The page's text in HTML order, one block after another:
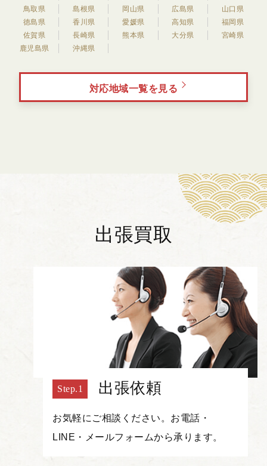
鳥取県
島根県 岡山県 広島県
山口県
徳島県
香川県 愛媛県 高知県
福岡県
佐賀県
長崎県 熊本県 大分県
宮崎県
鹿児島県
沖縄県
対応地域一覧を見る
出張買取
出張依頼
お気軽にご相談ください。お電話・
LINE・メールフォームから承ります。